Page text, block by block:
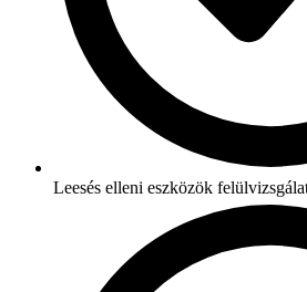
Leesés elleni eszközök